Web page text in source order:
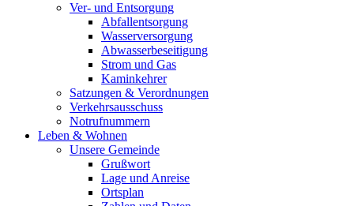
Ver- und Entsorgung
Abfallentsorgung
Wasserversorgung
Abwasserbeseitigung
Strom und Gas
Kaminkehrer
Satzungen & Verordnungen
Verkehrsausschuss
Notrufnummern
Leben & Wohnen
Unsere Gemeinde
Grußwort
Lage und Anreise
Ortsplan